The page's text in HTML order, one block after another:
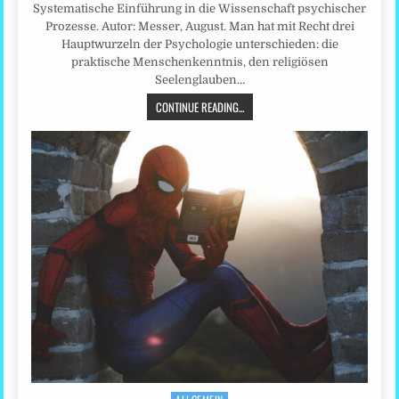
Systematische Einführung in die Wissenschaft psychischer
Prozesse. Autor: Messer, August. Man hat mit Recht drei
Hauptwurzeln der Psychologie unterschieden: die
praktische Menschenkenntnis, den religiösen
Seelenglauben…
CONTINUE READING...